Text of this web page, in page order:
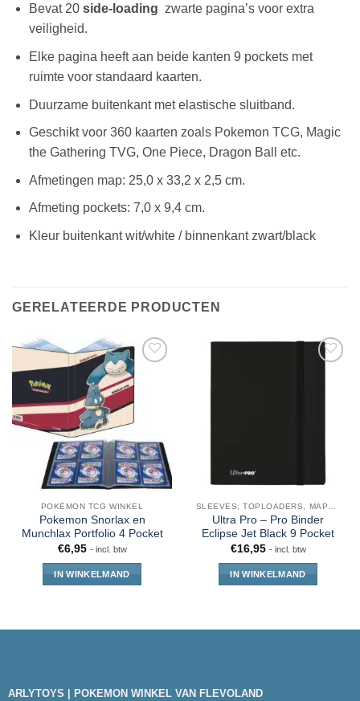
Bevat 20 side-loading zwarte pagina’s voor extra
veiligheid.
Elke pagina heeft aan beide kanten 9 pockets met
ruimte voor standaard kaarten.
Duurzame buitenkant met elastische sluitband.
Geschikt voor 360 kaarten zoals Pokemon TCG, Magic
the Gathering TVG, One Piece, Dragon Ball etc.
Afmetingen map: 25,0 x 33,2 x 2,5 cm.
Afmeting pockets: 7,0 x 9,4 cm.
Kleur buitenkant wit/white / binnenkant zwart/black
GERELATEERDE PRODUCTEN
POKÉMON TCG WINKEL
Pokemon Snorlax en
Munchlax Portfolio 4 Pocket
€6,95 - incl. btw
IN WINKELMAND
Ultra Pro – Pro Binder
Eclipse Jet Black 9 Pocket
€16,95 - incl. btw
IN WINKELMAND
ARLYTOYS | POKEMON WINKEL VAN FLEVOLAND